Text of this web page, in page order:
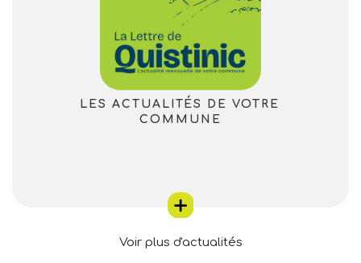
LES ACTUALITÉS DE VOTRE
COMMUNE
Voir plus d'actualités